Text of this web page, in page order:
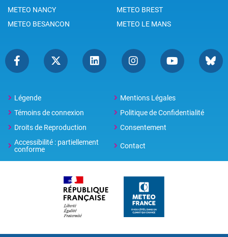
METEO NANCY
METEO BREST
METEO BESANCON
METEO LE MANS
Légende
Mentions Légales
Témoins de connexion
Politique de Confidentialité
Droits de Reproduction
Consentement
Accessibilité : partiellement
conforme
Contact